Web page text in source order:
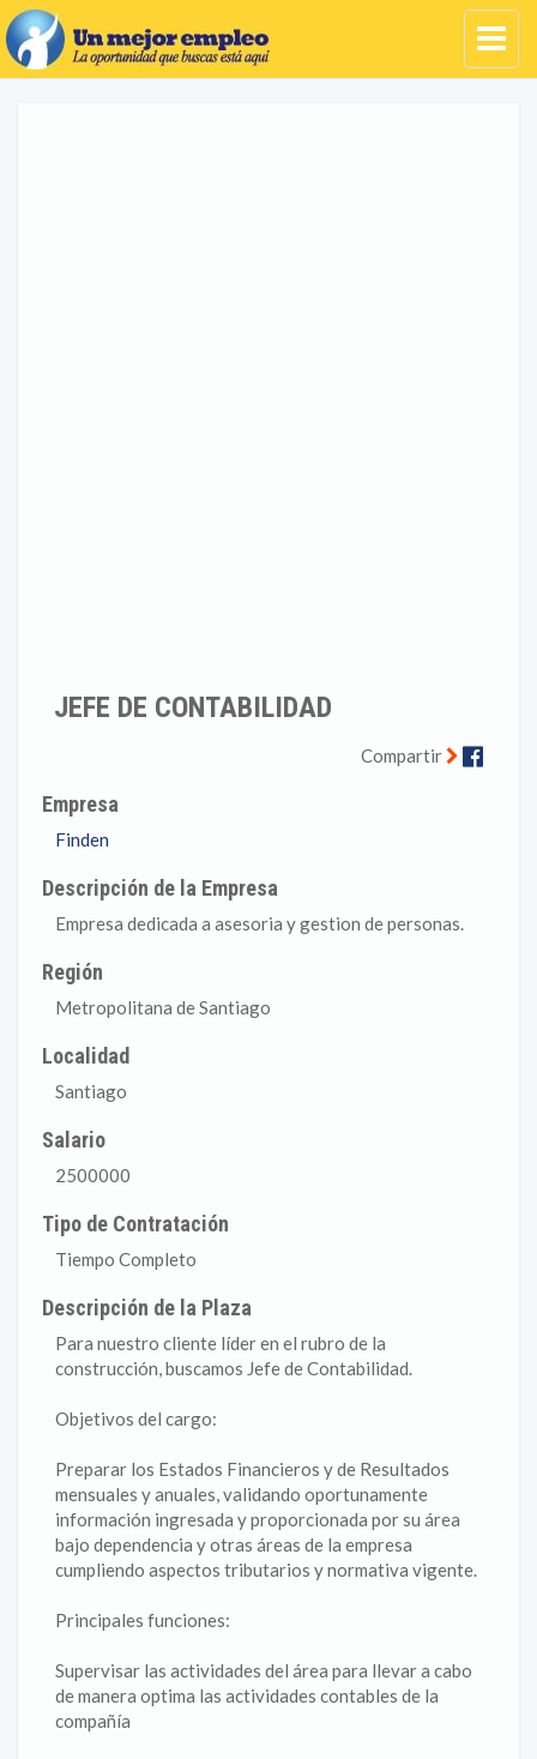
JEFE DE CONTABILIDAD
Compartir
Empresa
Finden
Descripción de la Empresa
Empresa dedicada a asesoria y gestion de personas.
Región
Metropolitana de Santiago
Localidad
Santiago
Salario
2500000
Tipo de Contratación
Tiempo Completo
Descripción de la Plaza
Para nuestro cliente líder en el rubro de la
construcción, buscamos Jefe de Contabilidad.
Objetivos del cargo:
Preparar los Estados Financieros y de Resultados
mensuales y anuales, validando oportunamente
información ingresada y proporcionada por su área
bajo dependencia y otras áreas de la empresa
cumpliendo aspectos tributarios y normativa vigente.
Principales funciones:
Supervisar las actividades del área para llevar a cabo
de manera optima las actividades contables de la
compañía